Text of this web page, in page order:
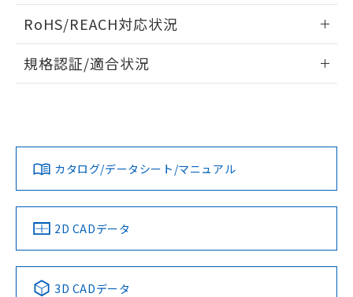
取りつけ穴加工図
端子配置/内部接続
ドすることができます。
ログイン/会員登録
ダウンロードデータをご利用いただく前に、以下を必ずお読
みください。
ソフトウェアの使用条件
RoHS/REACH対応状況
EU RoHS 注意事項・凡例
対応済み
中国 RoHS 注意事項・凡例
規格認証/適合状況
カタログ/データシート/マニュアル
2D CADデータ
3D CADデータ
既に当社にて対応品への在庫切替を完了
していることから、特段のことがない限
り、2022年1月12日より割愛しておりま
す。